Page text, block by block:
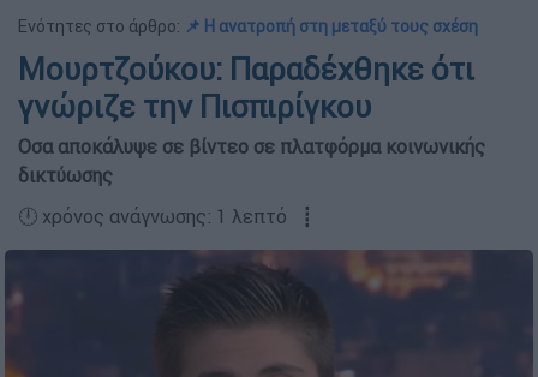
Ενότητες στο άρθρο: 📌 Η ανατροπή στη μεταξύ τους σχέση
Μουρτζούκου: Παραδέχθηκε ότι
γνώριζε την Πισπιρίγκου
Οσα αποκάλυψε σε βίντεο σε πλατφόρμα κοινωνικής
δικτύωσης
🕛 χρόνος ανάγνωσης: 1 λεπτό ┋